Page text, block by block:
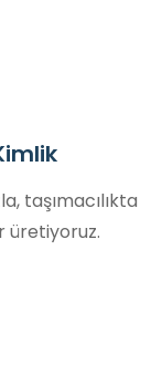
taşımacılıkta
üretiyoruz.